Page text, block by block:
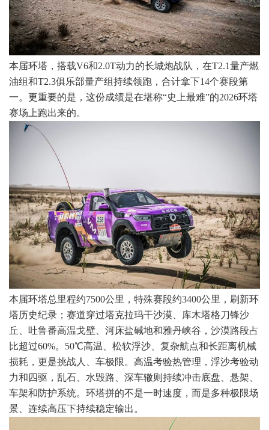
本届环塔，搭载V6和2.0T动力的长城炮战队，在T2.1量产燃
油组和T2.3俱乐部量产组持续领跑，合计拿下14个赛段第
一。更重要的是，这份成绩是在堪称“史上最难”的2026环塔
赛场上跑出来的。
本届环塔总里程约7500公里，特殊赛段约3400公里，刷新环
塔历史纪录；赛道穿过塔克拉玛干沙漠、库木塔格刀锋沙
丘、吐鲁番高温戈壁、河床盐碱地和雅丹峡谷，沙漠路段占
比超过60%。50℃高温、松软浮沙、复杂航点和长距离机械
损耗，更是挑战人、车极限。高温考验热管理，浮沙考验动
力和四驱，乱石、水毁路、深车辙则持续冲击底盘、悬架、
车架和防护系统。环塔拼的不是一时速度，而是多种极限场
景、连续高压下持续稳定输出。